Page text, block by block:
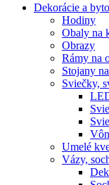
Dekorácie a
Hodiny
Obaly na
Obrazy
Rámy na
Stojany
Sviečky,
Umelé
Vázy,